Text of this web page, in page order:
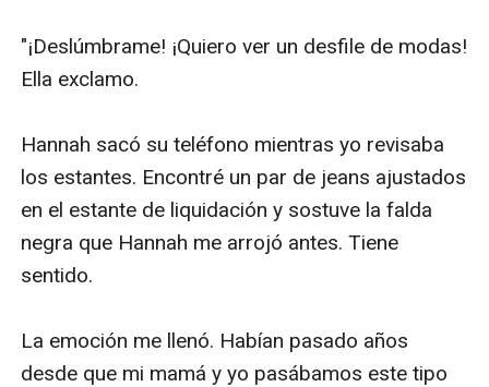
"¡Deslúmbrame! ¡Quiero ver un desfile de modas!
Ella exclamo.
Hannah sacó su teléfono mientras yo revisaba
los estantes. Encontré un par de jeans ajustados
en el estante de liquidación y sostuve la falda
negra que Hannah me arrojó antes. Tiene
sentido.
La emoción me llenó. Habían pasado años
desde que mi mamá y yo pasábamos este tipo